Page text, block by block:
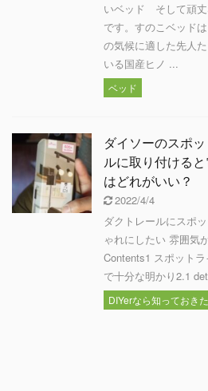
いベッド そして頑丈
です。すのこベッド
の気候に適した先人
いる国産ヒノ ...
ベッド
ダイソーのスポ
ルに取り付ける
はどれがいい？
2022/4/4
ダクトレールにスポ
ゃれにしたい 雰囲気
Contents1 スポット
で十分な明かり2.1
DIYerなら知っておき